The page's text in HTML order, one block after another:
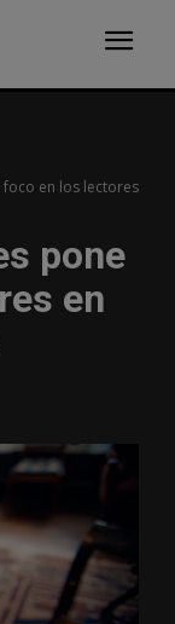
foco en los lectores
pone
en